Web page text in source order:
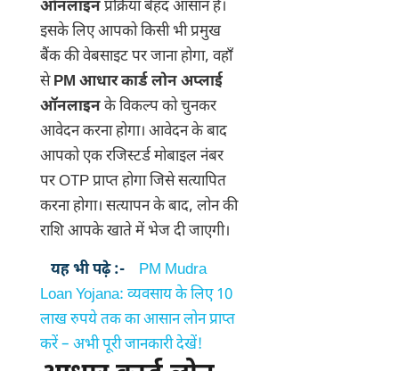
ऑनलाइनप्रक्रिया बेहद आसान है।
इसके लिए आपको किसी भी प्रमुख
बैंक की वेबसाइट पर जाना होगा, वहाँ
सेPM आधार कार्ड लोन अप्लाई
ऑनलाइनके विकल्प को चुनकर
आवेदन करना होगा। आवेदन के बाद
आपको एक रजिस्टर्ड मोबाइल नंबर
पर OTP प्राप्त होगा जिसे सत्यापित
करना होगा। सत्यापन के बाद, लोन की
राशि आपके खाते में भेज दी जाएगी।
यह भी पढ़े :-
PM Mudra
Loan Yojana: व्यवसाय के लिए 10
लाख रुपये तक का आसान लोन प्राप्त
करें – अभी पूरी जानकारी देखें!